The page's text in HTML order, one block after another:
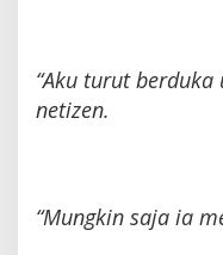
“Aku turut
netizen.
“Mungkin saja ia